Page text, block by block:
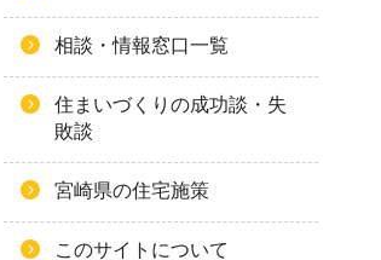
相談・情報窓口一覧
住まいづくりの成功談・失
敗談
宮崎県の住宅施策
このサイトについて